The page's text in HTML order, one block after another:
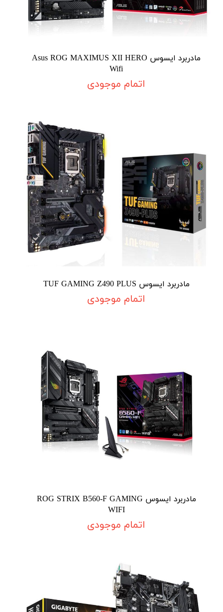
مادربرد ایسوس Asus ROG MAXIMUS XII HERO
Wifi
اتمام موجودی
مادربرد ایسوس TUF GAMING Z490 PLUS
اتمام موجودی
مادربرد ایسوس ROG STRIX B560-F GAMING
WIFI
اتمام موجودی